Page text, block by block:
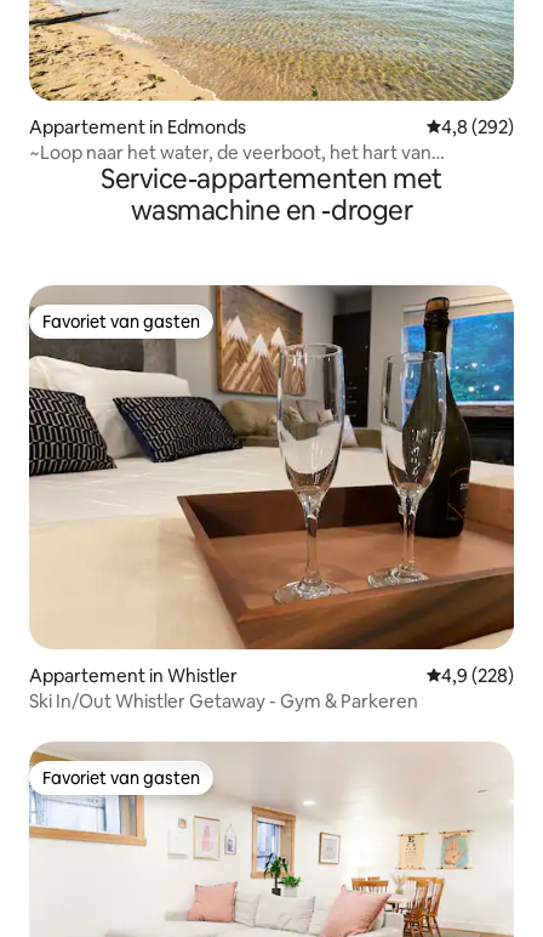
Appartement in Edmonds Gemiddelde
4,8 (292)
~Loop naar het water, de veerboot, het hart van
Edmonds!~Service-appartementen met
wasmachine en -droger
Favoriet van gasten
Favoriet van gasten
Appartement in Whistler Gemiddelde
4,9 (228)
Ski In/Out Whistler Getaway - Gym & Parkeren
Favoriet van gasten
Favoriet van gasten